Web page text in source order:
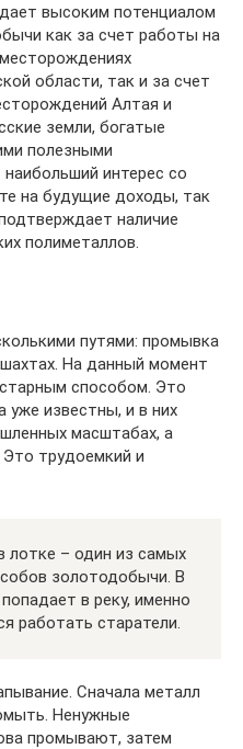
высоким потенциалом
как за счет работы на
области, так и за счет
Алтая и
земли, богатые
полезными
интерес со
на будущие доходы, так
наличие
полиметаллов.
путями: промывка
На данный момент
способом. Это
уже известны, и в них
масштабах, а
трудоемкий и
лотке – один из самых
золотодобычи. В
в реку, именно
работать старатели.
Сначала металл
Ненужные
промывают, затем